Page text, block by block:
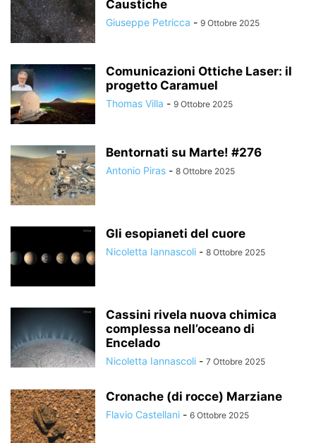
Caustiche
Giuseppe Petricca - 9 Ottobre 2025
Comunicazioni Ottiche Laser: il
progetto Caramuel
Thomas Villa - 9 Ottobre 2025
Bentornati su Marte! #276
Antonio Piras - 8 Ottobre 2025
Gli esopianeti del cuore
Nicoletta Iannascoli - 8 Ottobre 2025
Cassini rivela nuova chimica
complessa nell’oceano di
Encelado
Nicoletta Iannascoli - 7 Ottobre 2025
Cronache (di rocce) Marziane
Flavio Castellani - 6 Ottobre 2025